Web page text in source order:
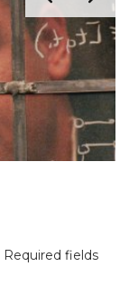
Required fields